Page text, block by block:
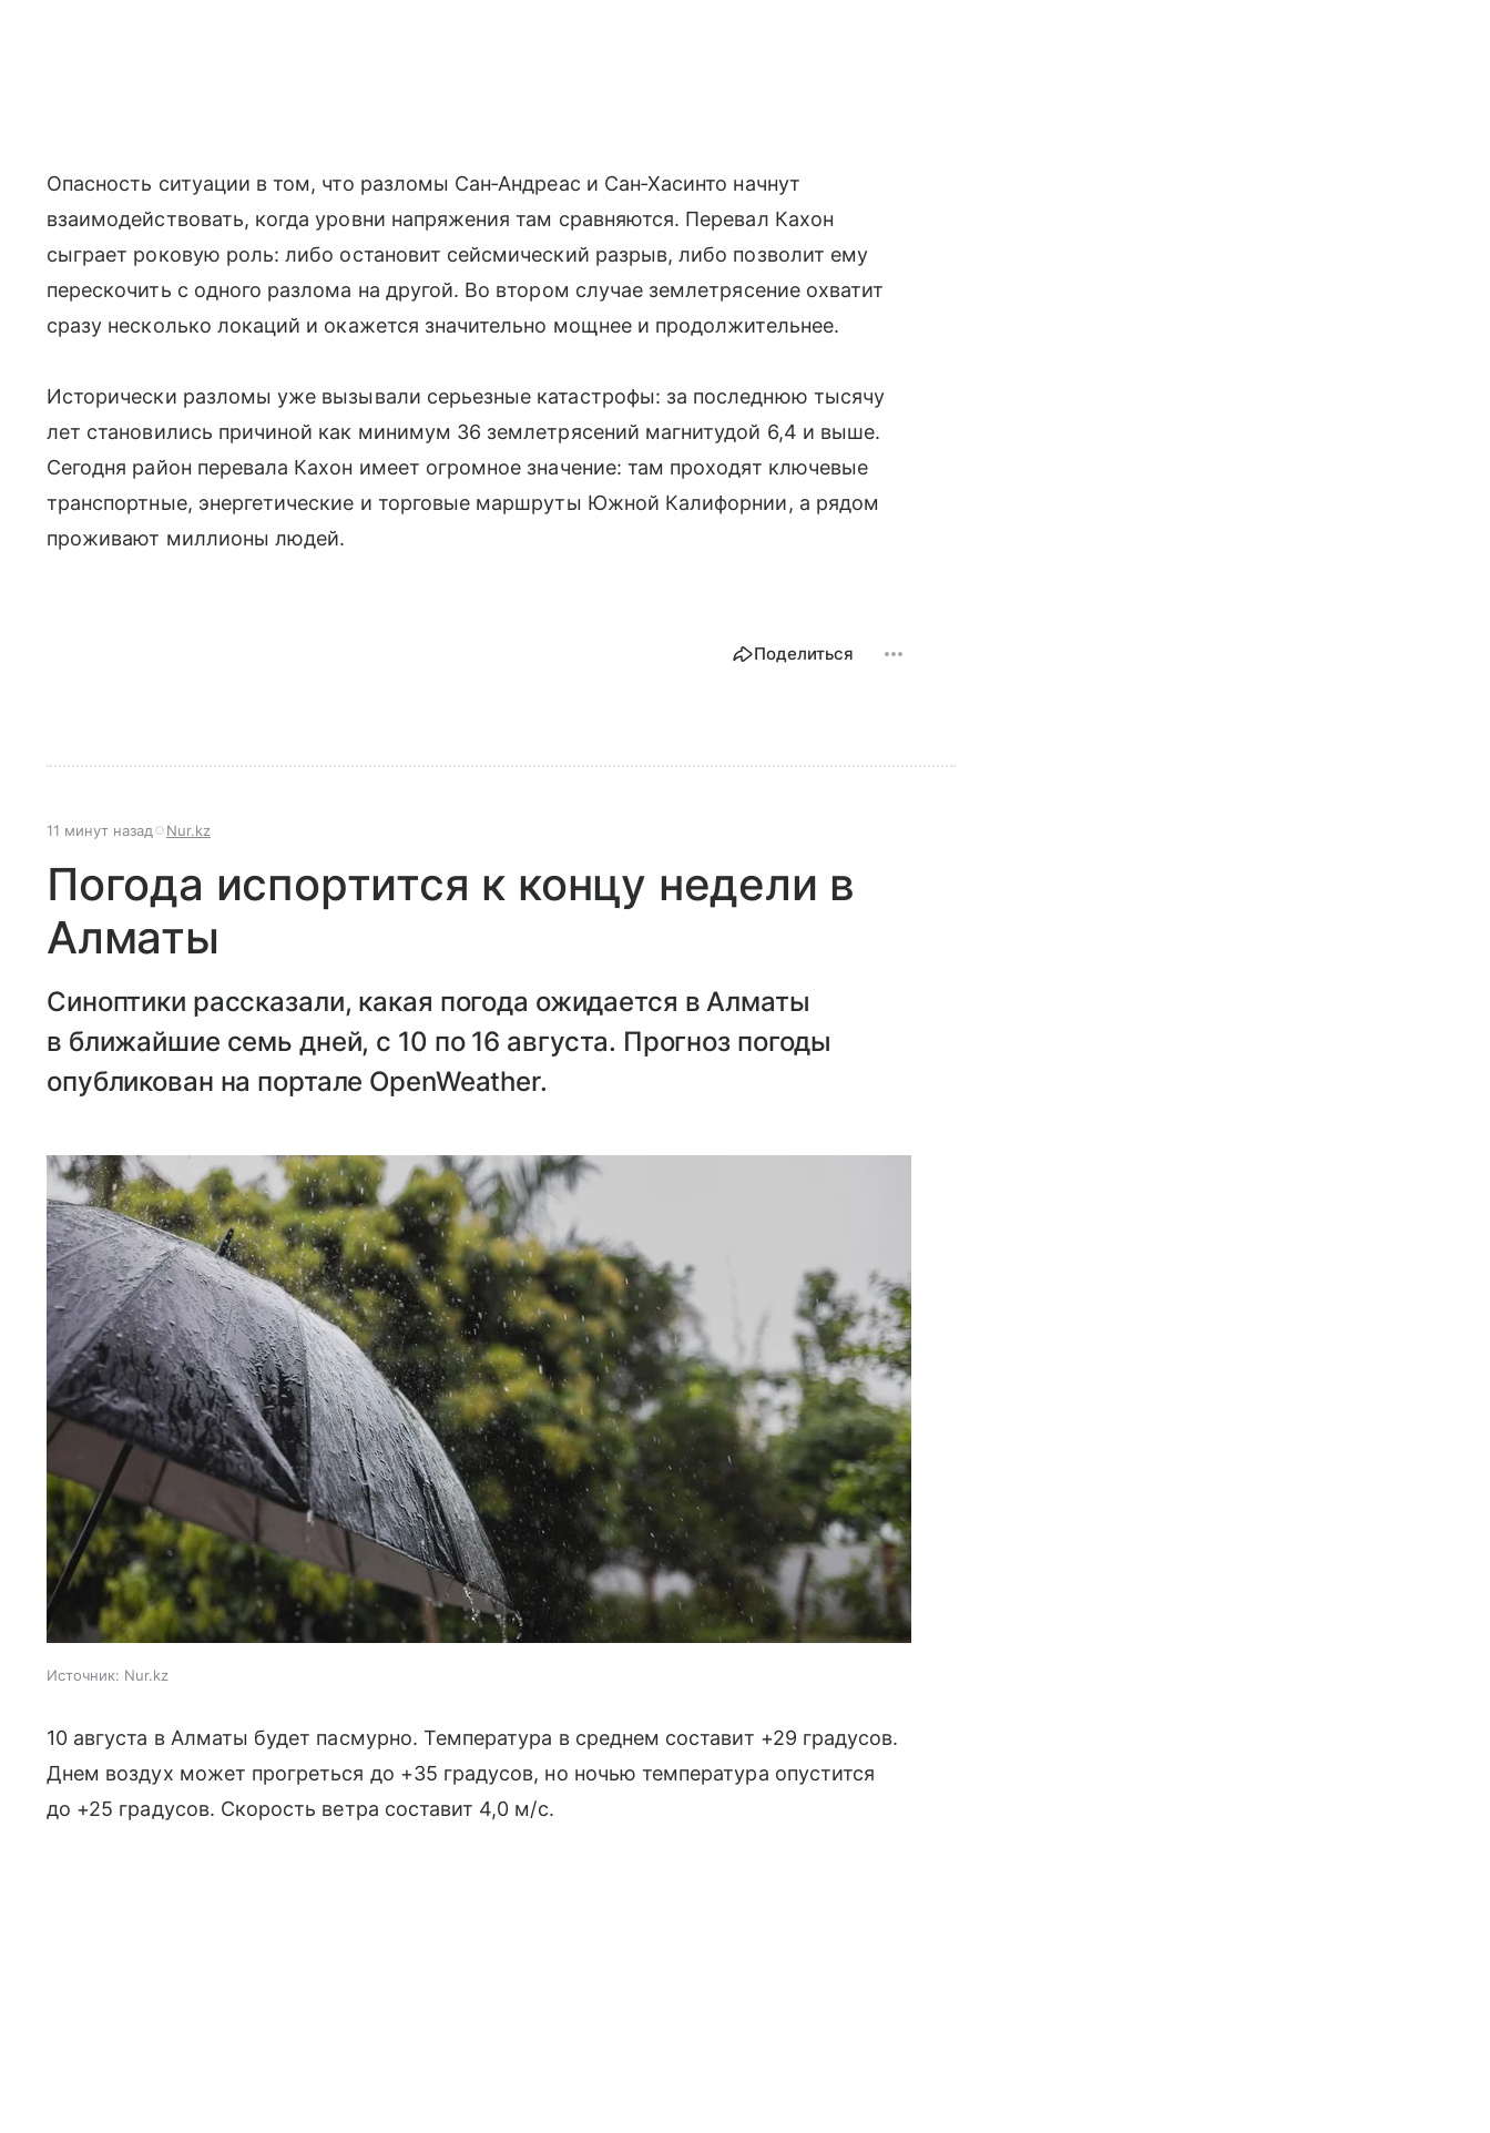
Опасность ситуации в том, что разломы Сан‑Андреас и Сан‑Хасинто начнут
взаимодействовать, когда уровни напряжения там сравняются. Перевал Кахон
сыграет роковую роль: либо остановит сейсмический разрыв, либо позволит ему
перескочить с одного разлома на другой. Во втором случае землетрясение охватит
сразу несколько локаций и окажется значительно мощнее и продолжительнее.
Исторически разломы уже вызывали серьезные катастрофы: за последнюю тысячу
лет становились причиной как минимум 36 землетрясений магнитудой 6,4 и выше.
Сегодня район перевала Кахон имеет огромное значение: там проходят ключевые
транспортные, энергетические и торговые маршруты Южной Калифорнии, а рядом
проживают миллионы людей.
Поделиться
11 минут назад Nur.kz
Погода испортится к концу недели в
Алматы
Синоптики рассказали, какая погода ожидается в Алматы
в ближайшие семь дней, с 10 по 16 августа. Прогноз погоды
опубликован на портале OpenWeather.
Источник: Nur.kz
10 августа в Алматы будет пасмурно. Температура в среднем составит +29 градусов.
Днем воздух может прогреться до +35 градусов, но ночью температура опустится
до +25 градусов. Скорость ветра составит 4,0 м/с.